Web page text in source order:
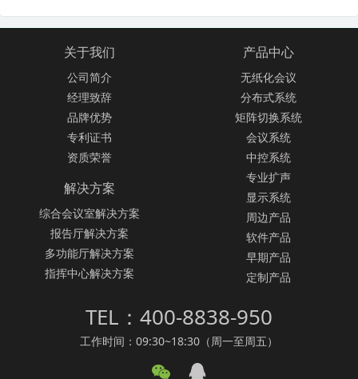
关于我们
公司简介
经理致辞
品牌优势
专利证书
资质荣誉
产品中心
无纸化会议
分布式系统
矩阵切换系统
会议系统
中控系统
专业扩声
显示系统
周边产品
软件产品
早期产品
定制产品
解决方案
综合会议室解决方案
报告厅解决方案
多功能厅解决方案
指挥中心解决方案
TEL：400-8838-950
工作时间：09:30~18:30（周一至周五）